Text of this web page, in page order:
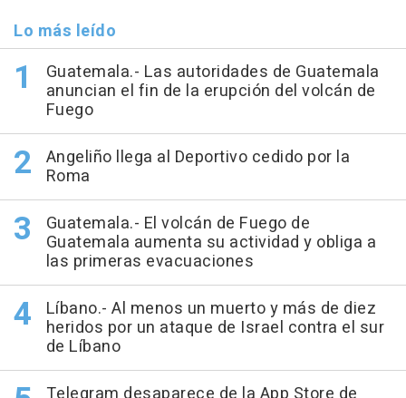
Lo más leído
Guatemala.- Las autoridades de Guatemala
anuncian el fin de la erupción del volcán de
Fuego
Angeliño llega al Deportivo cedido por la
Roma
Guatemala.- El volcán de Fuego de
Guatemala aumenta su actividad y obliga a
las primeras evacuaciones
Líbano.- Al menos un muerto y más de diez
heridos por un ataque de Israel contra el sur
de Líbano